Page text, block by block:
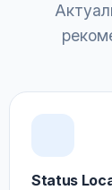
Status